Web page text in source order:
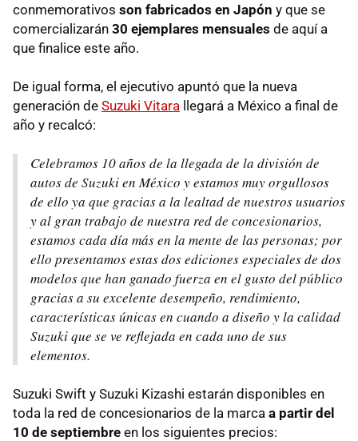
conmemorativos son fabricados en Japón y que se
comercializarán 30 ejemplares mensuales de aquí a
que finalice este año.
De igual forma, el ejecutivo apuntó que la nueva
generación de Suzuki Vitara llegará a México a final de
año y recalcó:
Celebramos 10 años de la llegada de la división de
autos de Suzuki en México y estamos muy orgullosos
de ello ya que gracias a la lealtad de nuestros usuarios
y al gran trabajo de nuestra red de concesionarios,
estamos cada día más en la mente de las personas; por
ello presentamos estas dos ediciones especiales de dos
modelos que han ganado fuerza en el gusto del público
gracias a su excelente desempeño, rendimiento,
características únicas en cuando a diseño y la calidad
Suzuki que se ve reflejada en cada uno de sus
elementos.
Suzuki Swift y Suzuki Kizashi estarán disponibles en
toda la red de concesionarios de la marca a partir del
10 de septiembre en los siguientes precios: